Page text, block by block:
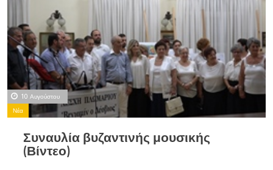
10 Αυγούστου
Νέα
Συναυλία βυζαντινής μουσικής
(Βίντεο)